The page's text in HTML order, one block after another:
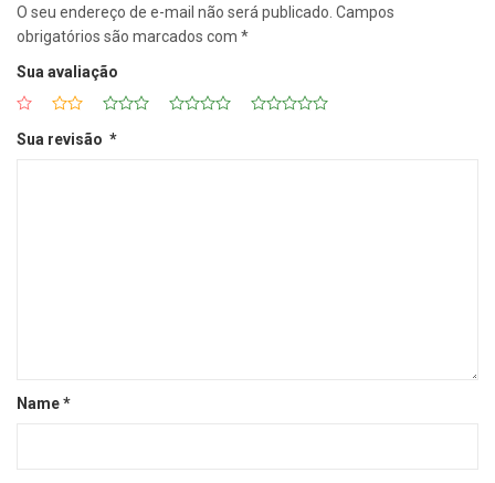
O seu endereço de e-mail não será publicado. Campos
obrigatórios são marcados com *
Sua avaliação
Sua revisão *
Name*